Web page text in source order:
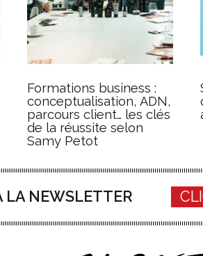
Formations business :
conceptualisation, ADN,
parcours client… les clés
de la réussite selon
Samy Petot
LA NEWSLETTER